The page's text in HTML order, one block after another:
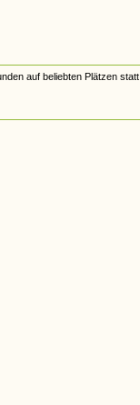
auf beliebten Plätzen statt.